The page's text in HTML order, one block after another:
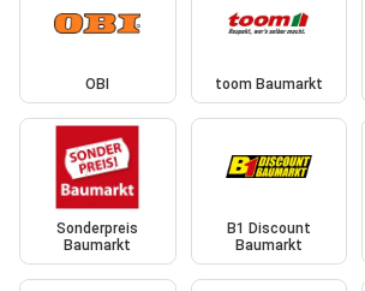
OBI toom Baumarkt
Sonderpreis
Baumarkt
B1 Discount
Baumarkt